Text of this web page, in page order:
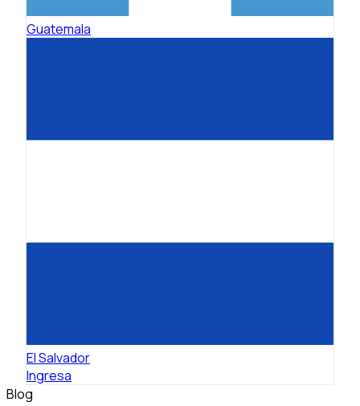
Guatemala
El Salvador
Ingresa
Blog